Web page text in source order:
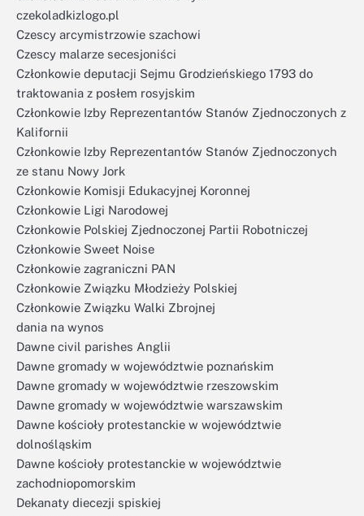
czekoladkizlogo.pl
Czescy arcymistrzowie szachowi
Czescy malarze secesjoniści
Członkowie deputacji Sejmu Grodzieńskiego 1793 do
traktowania z posłem rosyjskim
Członkowie Izby Reprezentantów Stanów Zjednoczonych z
Kalifornii
Członkowie Izby Reprezentantów Stanów Zjednoczonych
ze stanu Nowy Jork
Członkowie Komisji Edukacyjnej Koronnej
Członkowie Ligi Narodowej
Członkowie Polskiej Zjednoczonej Partii Robotniczej
Członkowie Sweet Noise
Członkowie zagraniczni PAN
Członkowie Związku Młodzieży Polskiej
Członkowie Związku Walki Zbrojnej
dania na wynos
Dawne civil parishes Anglii
Dawne gromady w województwie poznańskim
Dawne gromady w województwie rzeszowskim
Dawne gromady w województwie warszawskim
Dawne kościoły protestanckie w województwie
dolnośląskim
Dawne kościoły protestanckie w województwie
zachodniopomorskim
Dekanaty diecezji spiskiej